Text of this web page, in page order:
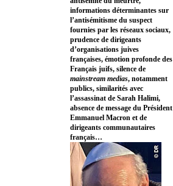
informations déterminantes sur
l’antisémitisme du suspect
fournies par les réseaux sociaux,
prudence de dirigeants
d’organisations juives
françaises, émotion profonde des
Français juifs, silence de
mainstream medias, notamment
publics, similarités avec
l’assassinat de Sarah Halimi,
absence de message du Président
Emmanuel Macron et de
dirigeants communautaires
français…